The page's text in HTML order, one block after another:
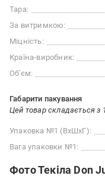
Тара:
За витримкою:
Міцність:
Країна-виробник:
Об'єм:
Габарити пакування
Цей товар складається з
Упаковка №1 (ВхШхГ):
Вага упаковки №1:
Фото Текіла Don